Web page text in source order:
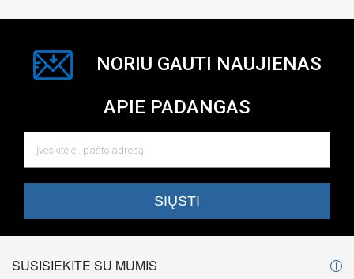
NORIU GAUTI NAUJIENAS
APIE PADANGAS
SUSISIEKITE SU MUMIS